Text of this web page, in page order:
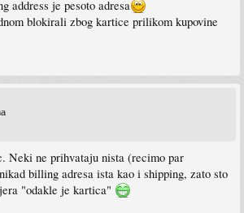
address je pesoto adresa
blokirali zbog kartice prilikom kupovine
Neki ne prihvataju nista (recimo par
billing adresa ista kao i shipping, zato sto
"odakle je kartica"